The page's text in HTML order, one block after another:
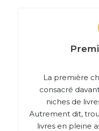
La première
consacré
niches de
Autrement dit,
livres en pleine